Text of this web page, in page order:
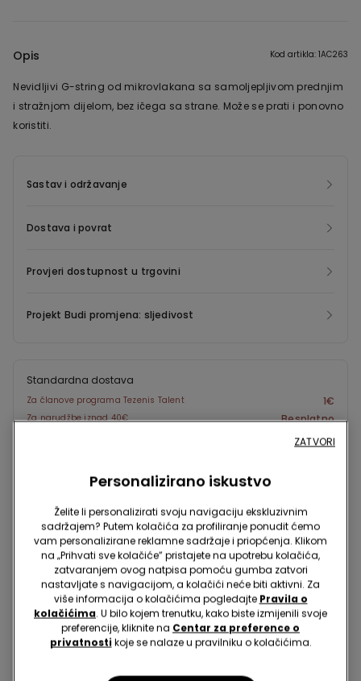
Opis Kod artikla: 1AC263
Nevidljivi G-string od mikrovlakana sa samoljepljivom prednjim
i stražnjom dijelom, bez ičega sa strane. Može se prati i ponovno
koristiti.
Sastav i održavanje
Dostava i povrat
Provjeri dostupnost u trgovini
Projekt Budi promjena: sljedivost
Standardna dostava
Za članove programa Tezenis Talent 1€
Za narudžbe iznad 40€ Besplatno
3-5 radnih dana
Naša preporuka
Personalizirano iskustvo
Želite li personalizirati svoju navigaciju ekskluzivnim
sadržajem? Putem kolačića za profiliranje ponudit ćemo
vam personalizirane reklamne sadržaje i priopćenja. Klikom
na „Prihvati sve kolačiće” pristajete na upotrebu kolačića,
zatvaranjem ovog natpisa pomoću gumba zatvori
nastavljate s navigacijom, a kolačići neće biti aktivni. Za
više informacija o kolačićima pogledajte Pravila o
kolačićima. U bilo kojem trenutku, kako biste izmijenili svoje
preferencije, kliknite na Centar za preference o
privatnostikoje se nalaze u pravilniku o kolačićima.
ZATVORI